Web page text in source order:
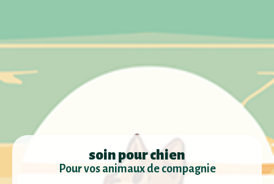
soin pour chien
Pour vos animaux de compagnie